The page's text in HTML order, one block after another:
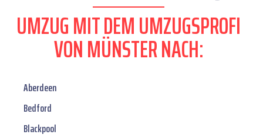
UMZUG MIT DEM UMZUGSPROFI
VON MÜNSTER NACH:
Aberdeen
Bedford
Blackpool